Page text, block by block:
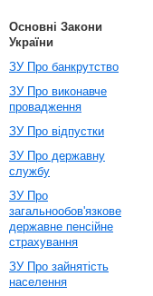
Основні Закони
України
ЗУ Про банкрутство
ЗУ Про виконавче
провадження
ЗУ Про відпустки
ЗУ Про державну
службу
ЗУ Про
загальнообов'язкове
державне пенсійне
страхування
ЗУ Про зайнятість
населення